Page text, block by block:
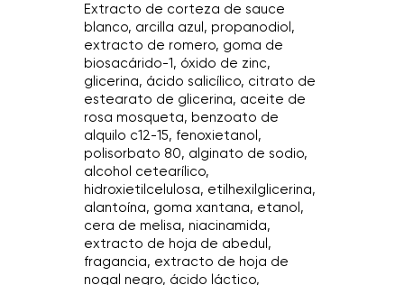
Extracto de corteza de sauce
blanco, arcilla azul, propanodiol,
extracto de romero, goma de
biosacárido-1, óxido de zinc,
glicerina, ácido salicílico, citrato de
estearato de glicerina, aceite de
rosa mosqueta, benzoato de
alquilo c12-15, fenoxietanol,
polisorbato 80, alginato de sodio,
alcohol cetearílico,
hidroxietilcelulosa, etilhexilglicerina,
alantoína, goma xantana, etanol,
cera de melisa, niacinamida,
extracto de hoja de abedul,
fragancia, extracto de hoja de
nogal negro, ácido láctico,